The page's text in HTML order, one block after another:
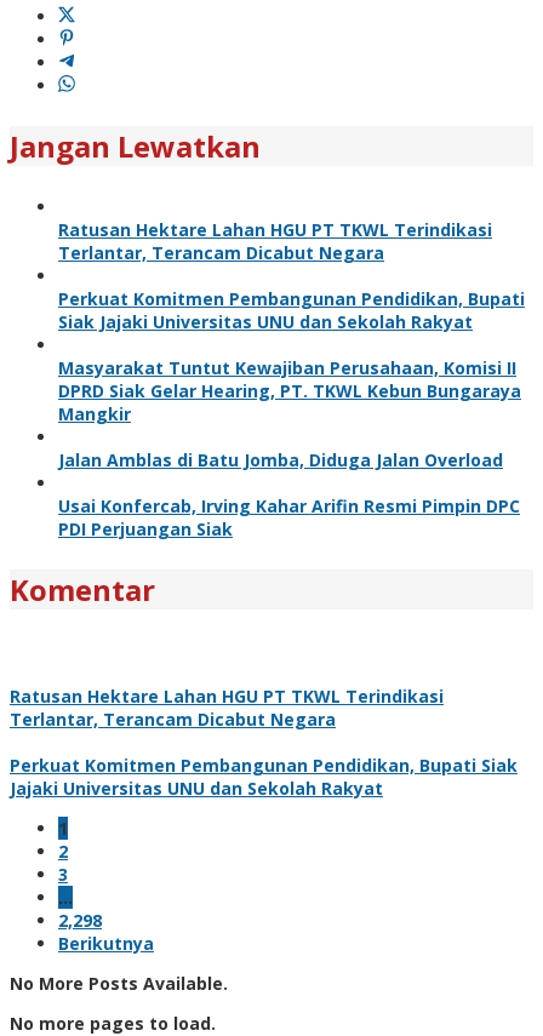
Jangan Lewatkan
Ratusan Hektare Lahan HGU PT TKWL Terindikasi
Terlantar, Terancam Dicabut Negara
Perkuat Komitmen Pembangunan Pendidikan, Bupati
Siak Jajaki Universitas UNU dan Sekolah Rakyat
Masyarakat Tuntut Kewajiban Perusahaan, Komisi II
DPRD Siak Gelar Hearing, PT. TKWL Kebun Bungaraya
Mangkir
Jalan Amblas di Batu Jomba, Diduga Jalan Overload
Usai Konfercab, Irving Kahar Arifin Resmi Pimpin DPC
PDI Perjuangan Siak
Komentar
Ratusan Hektare Lahan HGU PT TKWL Terindikasi
Terlantar, Terancam Dicabut Negara
Perkuat Komitmen Pembangunan Pendidikan, Bupati Siak
Jajaki Universitas UNU dan Sekolah Rakyat
1
2
3
…
2,298
Berikutnya
No More Posts Available.
No more pages to load.